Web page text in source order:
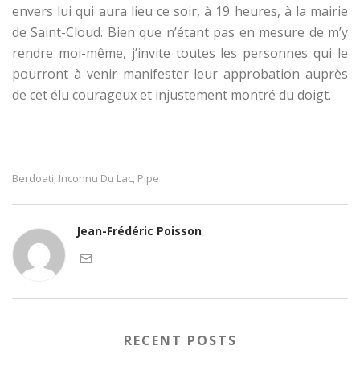
envers lui qui aura lieu ce soir, à 19 heures, à la mairie
de Saint-Cloud. Bien que n’étant pas en mesure de m’y
rendre moi-même, j’invite toutes les personnes qui le
pourront à venir manifester leur approbation auprès
de cet élu courageux et injustement montré du doigt.
Berdoati, Inconnu Du Lac, Pipe
Jean-Frédéric Poisson
RECENT POSTS